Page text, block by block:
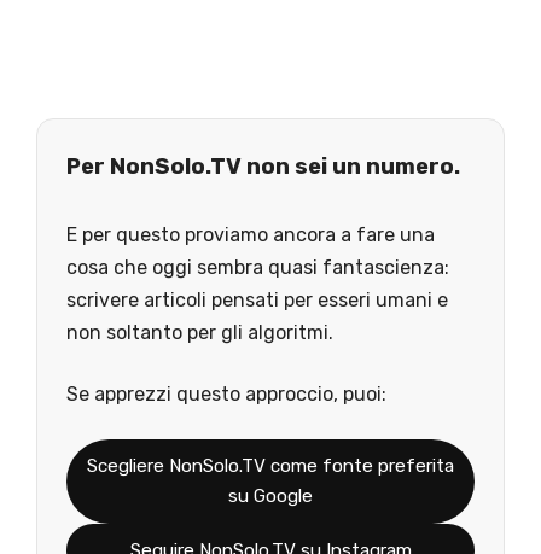
Per NonSolo.TV non sei un numero.
E per questo proviamo ancora a fare una
cosa che oggi sembra quasi fantascienza:
scrivere articoli pensati per esseri umani e
non soltanto per gli algoritmi.
Se apprezzi questo approccio, puoi:
Scegliere NonSolo.TV come fonte preferita
su Google